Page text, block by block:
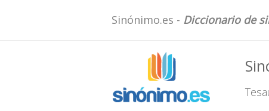
Sinónimo.es - Diccionario de